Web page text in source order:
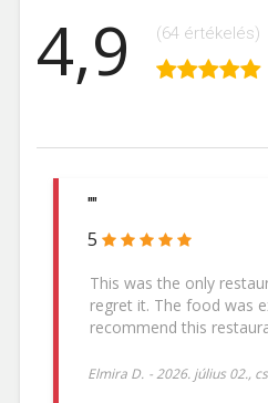
4,9 (64 értékelés)
""
5
This was the only
regret it. The food was
recommend this
Elmira D. -2026. július 02.,